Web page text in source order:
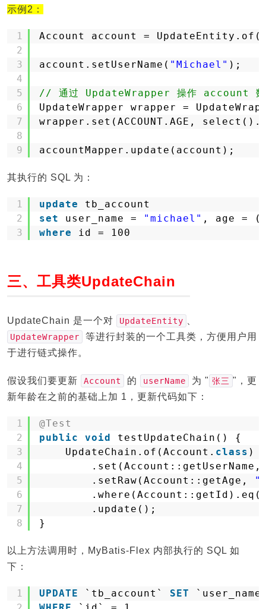
示例2：
1
2
3
4
5
6
7
8
9
Account account =
account.setUserName( "Michael" );
// 通过 UpdateWrapper 操作 account 数
UpdateWrapper wrapper =
wrapper.set(ACCOUNT.AGE,
accountMapper.update(account);
其执行的 SQL 为：
1
2
3
update
tb_account
set
user_name = "michael" , age = (
where
id = 100
三、工具类UpdateChain
UpdateChain 是一个对 UpdateEntity
UpdateWrapper
等进行封装的一个工具类，方便用户用
于进行链式操作。
假设我们要更新 Account 的 userName 为 " 张三 "，更
新年龄在之前的基础上加 1，更新代码如下：
1
2
3
4
5
6
7
8
@Test
public
void
testUpdateChain() {
UpdateChain.of(Account. class )
.setRaw(Account::getAge,
.where(Account::getId).eq(
.update();
}
以上方法调用时，MyBatis-Flex 内部执行的 SQL 如
下：
1
UPDATE `tb_account` SET